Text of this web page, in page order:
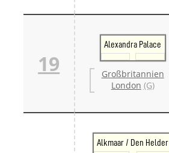
19
Alexandra Palace
Großbritannien
London (G)
Alkmaar / Den Helder